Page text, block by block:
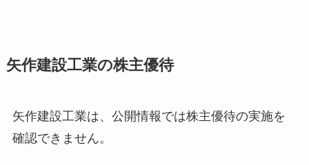
矢作建設工業の株主優待
矢作建設工業は、公開情報では株主優待の実施を
確認できません。